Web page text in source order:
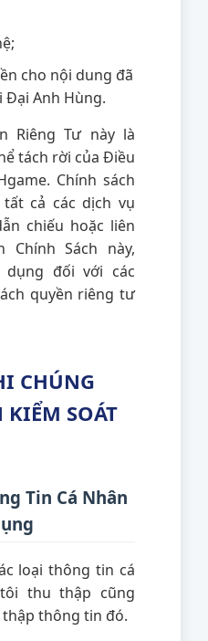
cho nội dung đã
Đại Anh Hùng.
Riêng Tư này là
tách rời của Điều
Chính sách
cả các dịch vụ
chiếu hoặc liên
Sách này,
đối với các
quyền riêng tư
CHÚNG
KIỂM SOÁT
Tin Cá Nhân
loại thông tin cá
thu thập cũng
thông tin đó.